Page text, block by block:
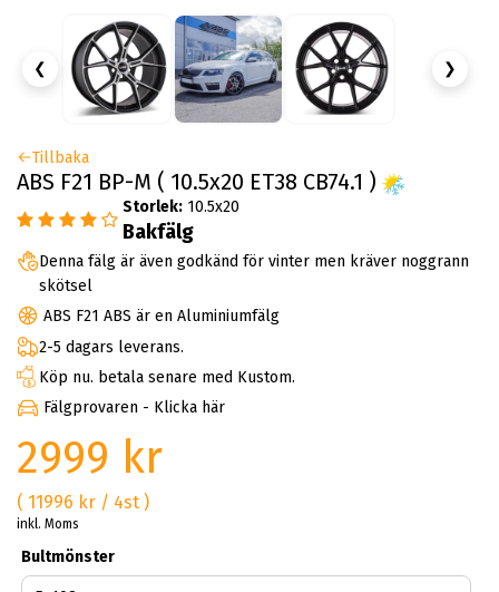
❮ ❯
Tillbaka
ABS F21 BP-M ( 10.5x20 ET38 CB74.1 )
Storlek: 10.5x20
Bakfälg
Denna fälg är även godkänd för vinter men kräver noggrann
skötsel
ABS F21 ABS är en Aluminiumfälg
2-5 dagars leverans.
Köp nu. betala senare med Kustom.
Fälgprovaren - Klicka här
2999 kr
( 11996 kr / 4st )
inkl. Moms
Bultmönster